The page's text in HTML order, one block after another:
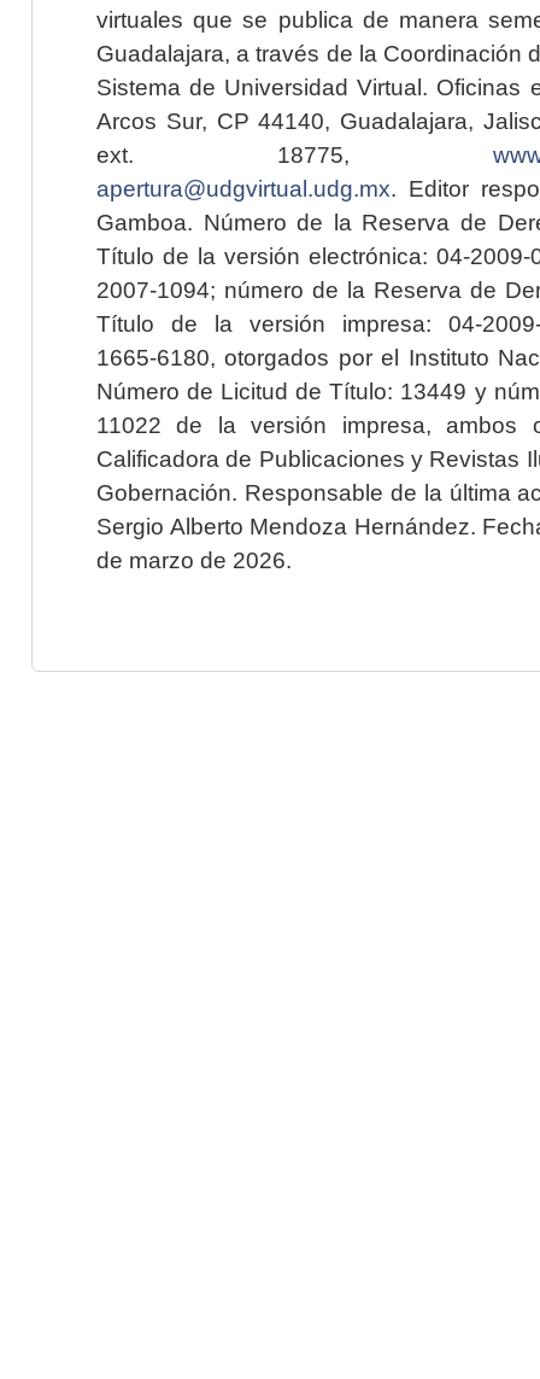
virtuales que se publica de manera
Guadalajara, a través de la Coordinación
Sistema de Universidad Virtual. Oficinas
Arcos Sur, CP 44140, Guadalajara,
ext. 18775,
apertura@udgvirtual.udg.mx. Editor
Gamboa. Número de la Reserva de
Título de la versión electrónica: 04-2009-
2007-1094; número de la Reserva de
Título de la versión impresa: 04-2009-
1665-6180, otorgados por el Instituto
Número de Licitud de Título: 13449 y
11022 de la versión impresa, ambos
Calificadora de Publicaciones y Revistas
Gobernación. Responsable de la última
Sergio Alberto Mendoza Hernández.
de marzo de 2026.